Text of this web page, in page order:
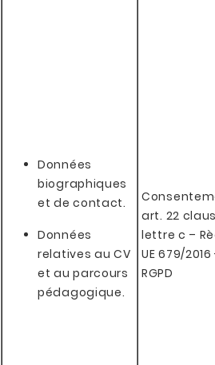
Données
biographiques
et de contact.
Données
relatives au CV
et au parcours
pédagogique.
art. 22
lettre c –
UE 679/
RGPD